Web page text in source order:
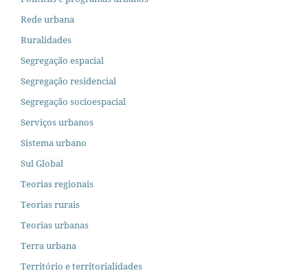
Rede urbana
Ruralidades
Segregação espacial
Segregação residencial
Segregação socioespacial
Serviços urbanos
Sistema urbano
Sul Global
Teorias regionais
Teorias rurais
Teorias urbanas
Terra urbana
Território e territorialidades